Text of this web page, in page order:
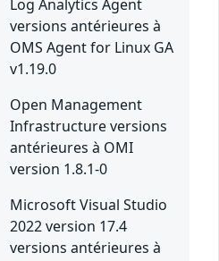
Log Analytics Agent
versions antérieures à
OMS Agent for Linux GA
v1.19.0
Open Management
Infrastructure versions
antérieures à OMI
version 1.8.1-0
Microsoft Visual Studio
2022 version 17.4
versions antérieures à